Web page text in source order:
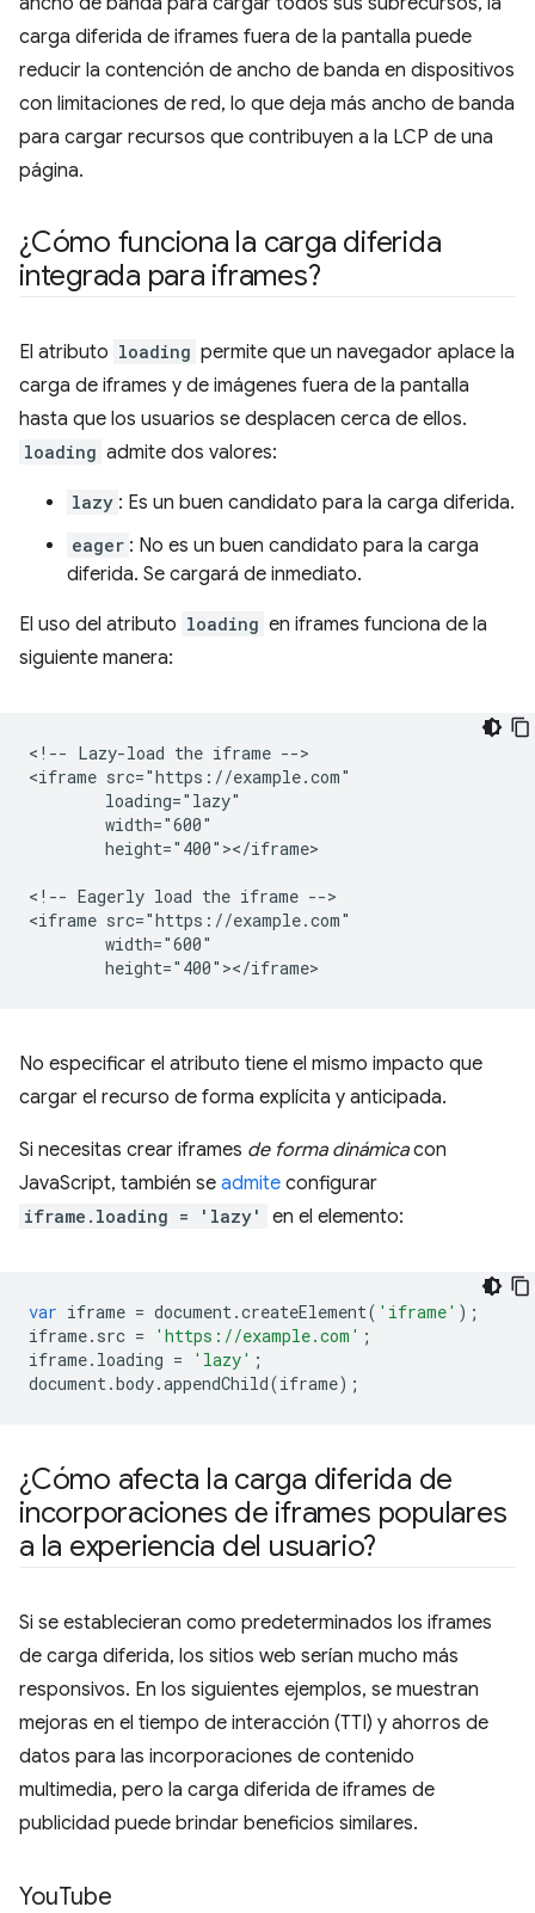
carga diferida de iframes fuera de la pantalla puede
reducir la contención de ancho de banda en dispositivos
con limitaciones de red, lo que deja más ancho de banda
para cargar recursos que contribuyen a la LCP de una
página.
¿Cómo funciona la carga diferida
integrada para iframes?
El atributo loading permite que un navegador aplace la
carga de iframes y de imágenes fuera de la pantalla
hasta que los usuarios se desplacen cerca de ellos.
loading admite dos valores:
lazy : Es un buen candidato para la carga diferida.
eager : No es un buen candidato para la carga
diferida. Se cargará de inmediato.
El uso del atributo loading en iframes funciona de la
siguiente manera:
<!-- Lazy-load the iframe -->
<iframe src="https://example.com"
        loading="lazy"
        width="600"
        height="400"></iframe>
<!-- Eagerly load the iframe -->
<iframe src="https://example.com"
        width="600"
No especificar el atributo tiene el mismo impacto que
cargar el recurso de forma explícita y anticipada.
Si necesitas crear iframes de forma dinámicacon
JavaScript, también se admite configurar
iframe.loading = 'lazy' en el elemento:
var iframe = document.createElement( 'iframe' );
iframe. src = 'https://example.com' ;
iframe. loading = 'lazy' ;
document.body.appendChild(iframe);
¿Cómo afecta la carga diferida de
incorporaciones de iframes populares
a la experiencia del usuario?
Si se establecieran como predeterminados los iframes
de carga diferida, los sitios web serían mucho más
responsivos. En los siguientes ejemplos, se muestran
mejoras en el tiempo de interacción (TTI) y ahorros de
datos para las incorporaciones de contenido
multimedia, pero la carga diferida de iframes de
publicidad puede brindar beneficios similares.
YouTube